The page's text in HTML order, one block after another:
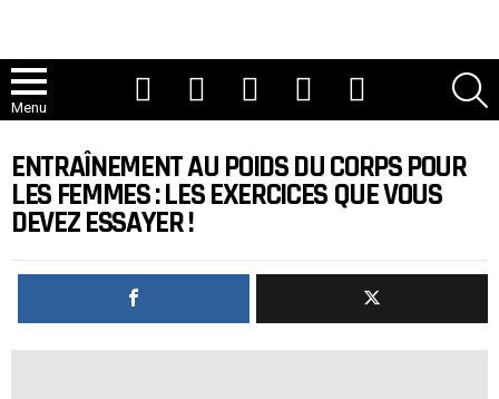
Menu
ENTRAÎNEMENT AU POIDS DU CORPS POUR
LES FEMMES : LES EXERCICES QUE VOUS
DEVEZ ESSAYER !